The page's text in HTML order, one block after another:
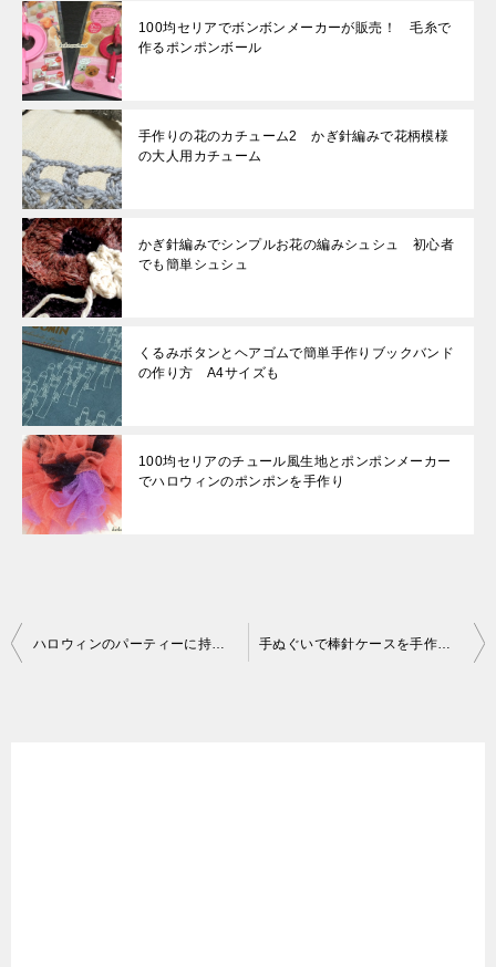
100均セリアでボンボンメーカーが販売！ 毛糸で
作るポンポンボール
手作りの花のカチューム2 かぎ針編みで花柄模様
の大人用カチューム
かぎ針編みでシンプルお花の編みシュシュ 初心者
でも簡単シュシュ
くるみボタンとヘアゴムで簡単手作りブックバンド
の作り方 A4サイズも
100均セリアのチュール風生地とポンポンメーカー
でハロウィンのポンポンを手作り
投
ハロウィンのパーティーに持っていく簡単な手作りのお菓子入れの袋 手ぬぐいで棒針ケースを手作り 縫うだけで簡単な編み棒の収納ケース